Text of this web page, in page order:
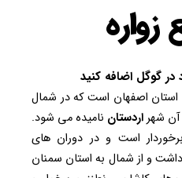
در گوگل اضافه کنید
اصفهان است که در شمال
آن شهراردستان نامیده می شود.
است و در دوران های
و از شمال به استان سمنان